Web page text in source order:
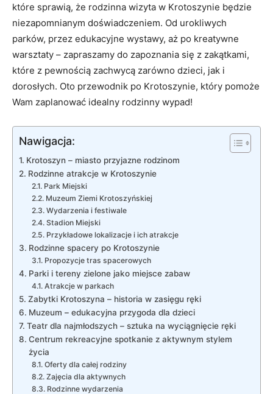
które sprawią, że rodzinna wizyta w Krotoszynie będzie
niezapomnianym doświadczeniem. Od urokliwych
parków, przez edukacyjne wystawy, aż po kreatywne
warsztaty – zapraszamy do zapoznania się z zakątkami,
które z pewnością zachwycą zarówno dzieci, jak i
dorosłych. Oto przewodnik po Krotoszynie, który pomoże
Wam zaplanować idealny rodzinny wypad!
Nawigacja:
Krotoszyn – miasto przyjazne rodzinom
Rodzinne atrakcje w Krotoszynie
Park Miejski
Muzeum Ziemi Krotoszyńskiej
Wydarzenia i festiwale
Stadion Miejski
Przykładowe lokalizacje i ich atrakcje
Rodzinne spacery po Krotoszynie
Propozycje tras spacerowych
Parki i tereny zielone jako miejsce zabaw
Atrakcje w parkach
Zabytki Krotoszyna – historia w zasięgu ręki
Muzeum – edukacyjna przygoda dla dzieci
Teatr dla najmłodszych – sztuka na wyciągnięcie ręki
Centrum rekreacyjne spotkanie z aktywnym stylem
życia
Oferty dla całej rodziny
Zajęcia dla aktywnych
Rodzinne wydarzenia